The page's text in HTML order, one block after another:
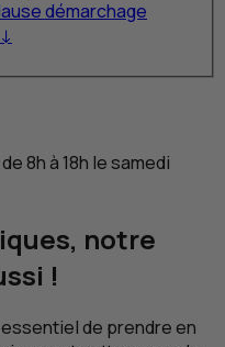
démarchage
8hà 18h le samedi
notre
!
de prendre en